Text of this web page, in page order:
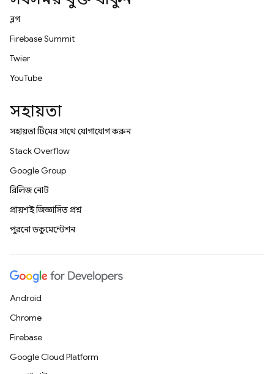
ব্লগ
Firebase Summit
Twitter
YouTube
সহায়তা
সহায়তা টিমের সাথে যোগাযোগ করুন
Stack Overflow
Google Group
রিলিজ নোট
প্রায়শই জিজ্ঞাসিত প্রশ্ন
পুরনো ডকুমেন্টেশন
Android
Chrome
Firebase
Google Cloud Platform